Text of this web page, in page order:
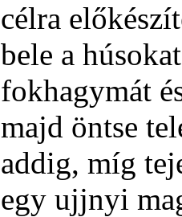
célra
bele a
fokhagymát
majd öntse
addig, míg
egy ujjnyi